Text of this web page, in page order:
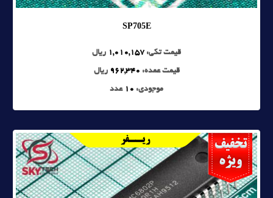
SP705E
قیمت تکی: 1,010,157 ریال
قیمت عمده: 962,340 ریال
موجودی: 10 عدد